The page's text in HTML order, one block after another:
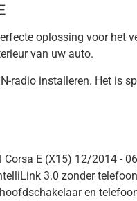
oplossing voor
van uw auto.
radio installeren. Het is
E (X15) 12/2014 -
3.0 zonder
en